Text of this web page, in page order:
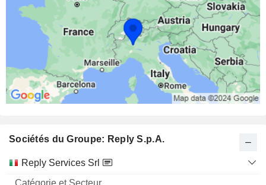
Sociétés du Groupe: Reply S.p.A.
Catégorie
Reply Services Srl